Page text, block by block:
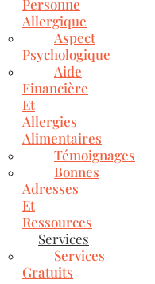
Personne
Allergique
Aspect
Psychologique
Aide
Financière
Et
Allergies
Alimentaires
Témoignages
Bonnes
Adresses
Et
Ressources
Services
Services
Gratuits